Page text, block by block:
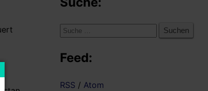
Suche
Feed:
RSS / Atom